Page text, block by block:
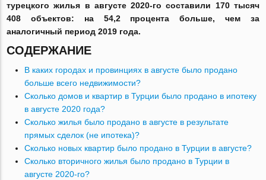
турецкого жилья в августе 2020-го составили 170 тысяч
408 объектов: на 54,2 процента больше, чем за
аналогичный период 2019 года.
СОДЕРЖАНИЕ
В каких городах и провинциях в августе было продано
больше всего недвижимости?
Сколько домов и квартир в Турции было продано в ипотеку
в августе 2020 года?
Сколько жилья было продано в августе в результате
прямых сделок (не ипотека)?
Сколько новых квартир было продано в Турции в августе?
Сколько вторичного жилья было продано в Турции в
августе 2020-го?